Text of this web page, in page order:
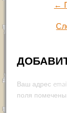
←
Ваш адрес
поля помечены